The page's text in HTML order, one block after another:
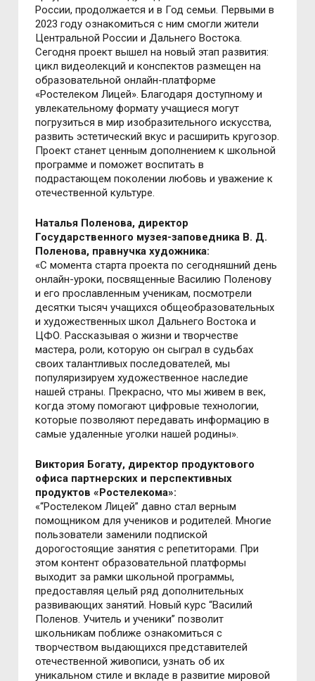
России, продолжается и в Год семьи. Первыми в
2023 году ознакомиться с ним смогли жители
Центральной России и Дальнего Востока.
Сегодня проект вышел на новый этап развития:
цикл видеолекций и конспектов размещен на
образовательной онлайн-платформе
«Ростелеком Лицей». Благодаря доступному и
увлекательному формату учащиеся могут
погрузиться в мир изобразительного искусства,
развить эстетический вкус и расширить кругозор.
Проект станет ценным дополнением к школьной
программе и поможет воспитать в
подрастающем поколении любовь и уважение к
отечественной культуре.
Наталья Поленова, директор
Государственного музея-заповедника В. Д.
Поленова, правнучка художника:
«С момента старта проекта по сегодняшний день
онлайн-уроки, посвященные Василию Поленову
и его прославленным ученикам, посмотрели
десятки тысяч учащихся общеобразовательных
и художественных школ Дальнего Востока и
ЦФО. Рассказывая о жизни и творчестве
мастера, роли, которую он сыграл в судьбах
своих талантливых последователей, мы
популяризируем художественное наследие
нашей страны. Прекрасно, что мы живем в век,
когда этому помогают цифровые технологии,
которые позволяют передавать информацию в
самые удаленные уголки нашей родины».
Виктория Богату, директор продуктового
офиса партнерских и перспективных
продуктов «Ростелекома»:
«“Ростелеком Лицей” давно стал верным
помощником для учеников и родителей. Многие
пользователи заменили подпиской
дорогостоящие занятия с репетиторами. При
этом контент образовательной платформы
выходит за рамки школьной программы,
предоставляя целый ряд дополнительных
развивающих занятий. Новый курс “Василий
Поленов. Учитель и ученики” позволит
школьникам поближе ознакомиться с
творчеством выдающихся представителей
отечественной живописи, узнать об их
уникальном стиле и вкладе в развитие мировой